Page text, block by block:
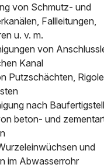
von Schmutz- und
Fallleitungen,
u. v. m.
von
Kanal
Putzschächten,
nach
beton- und
und
im Abwasserrohr